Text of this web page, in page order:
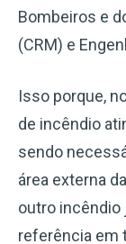
Bombeiros e
(CRM) e
Isso porque,
de incêndio
sendo
área externa
outro incêndio
referência em